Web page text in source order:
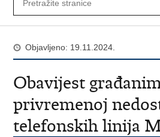
Objavljeno: 19.11.2024.
Obavijest
privremenoj
telefonskih linija